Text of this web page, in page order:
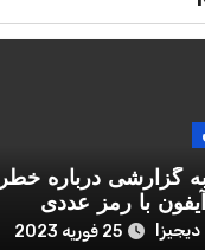
گزارشی درباره
با رمز عددی
دیجیزا 25 فوریه 2023